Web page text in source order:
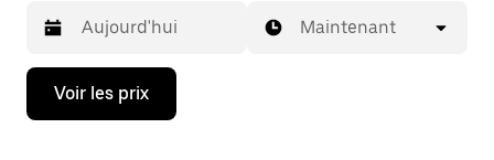
Appuyez
la
Maintenant
Voir les prix